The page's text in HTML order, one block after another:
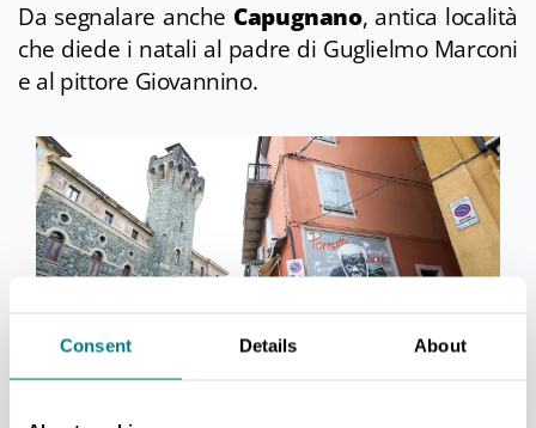
Consent Details About
Da segnalare anche Capugnano, antica località
che diede i natali al padre di Guglielmo Marconi
e al pittore Giovannino.